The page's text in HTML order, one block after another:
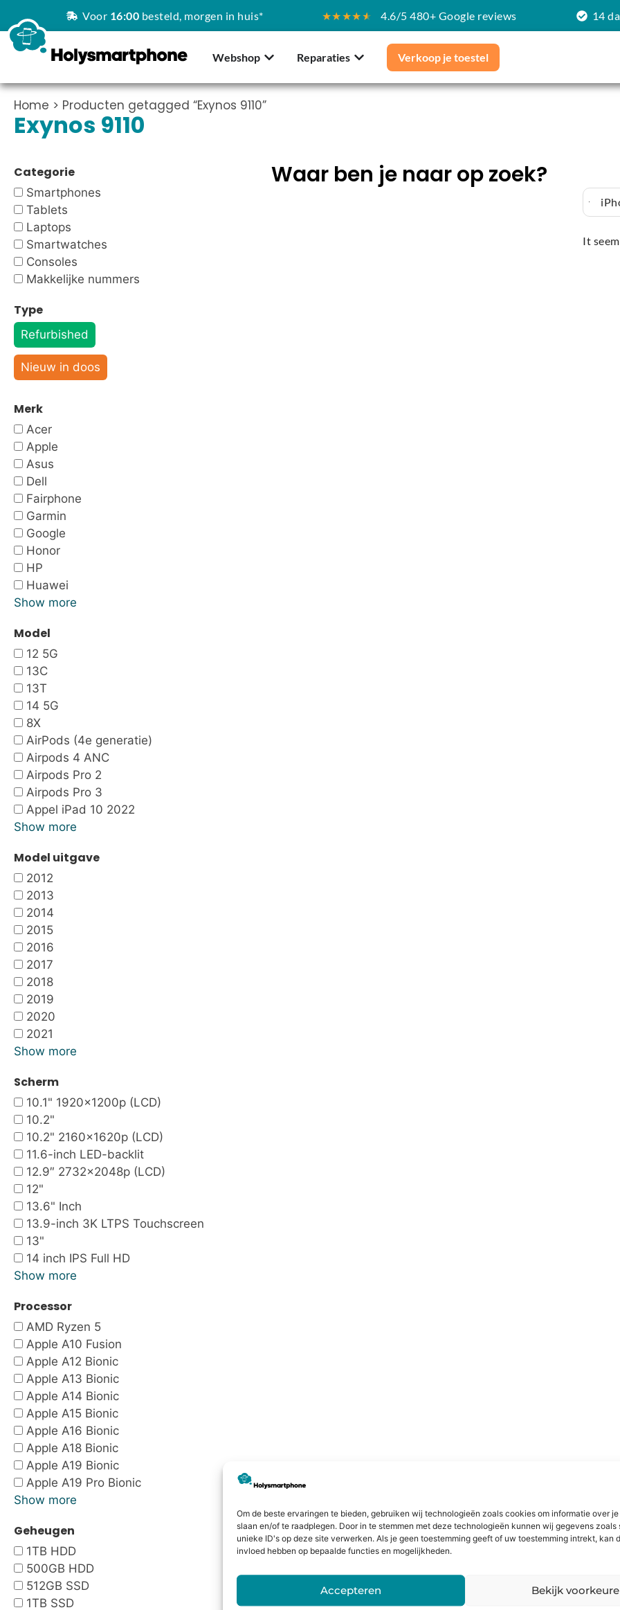
Om de beste ervaringen te bieden, gebruiken wij technologieën zoals cookies om informatie over
slaan en/of te raadplegen. Door in te stemmen met deze technologieën kunnen wij gegevens zoals
unieke ID's op deze site verwerken. Als je geen toestemming geeft of uw toestemming intrekt, kan
invloed hebben op bepaalde functies en mogelijkheden.
Accepteren Bekijk
Voor 16:00 besteld, morgen in huis* ★★★★★ 4.6/5 480+ Google reviews 14
Webshop Reparaties Verkoop je toestel
Home > Producten getagged “Exynos 9110”
Exynos 9110
Categorie
Smartphones
Tablets
Laptops
Smartwatches
Consoles
Makkelijke nummers
Type
Refurbished
Nieuw in doos
Merk
Acer
Apple
Asus
Dell
Fairphone
Garmin
Google
Honor
HP
Huawei
Show more
Model
12 5G
13C
13T
14 5G
8X
AirPods (4e generatie)
Airpods 4 ANC
Airpods Pro 2
Airpods Pro 3
Appel iPad 10 2022
Show more
Model uitgave
2012
2013
2014
2015
2016
2017
2018
2019
2020
2021
Show more
Scherm
10.1" 1920x1200p (LCD)
10.2"
10.2" 2160x1620p (LCD)
11.6-inch LED-backlit
12.9″ 2732×2048p (LCD)
12"
13.6" Inch
13.9-inch 3K LTPS Touchscreen
13"
14 inch IPS Full HD
Show more
Processor
AMD Ryzen 5
Apple A10 Fusion
Apple A12 Bionic
Apple A13 Bionic
Apple A14 Bionic
Apple A15 Bionic
Apple A16 Bionic
Apple A18 Bionic
Apple A19 Bionic
Apple A19 Pro Bionic
Show more
Geheugen
1TB HDD
500GB HDD
512GB SSD
1TB SSD
Waar ben je naar op zoek?
It